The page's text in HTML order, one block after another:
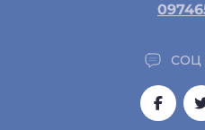
СОЦ